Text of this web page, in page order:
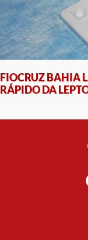
FIOCRUZ BAHIA
RÁPIDO DA